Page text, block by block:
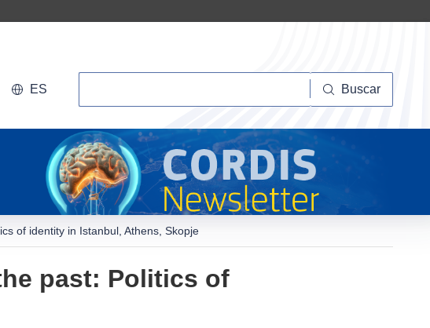
ES Buscar
of identity in Istanbul, Athens, Skopje
past: Politics of